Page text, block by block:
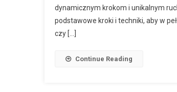
dynamicznym krokom i unikalnym
podstawowe kroki i techniki, aby w
czy […]
Continue Reading